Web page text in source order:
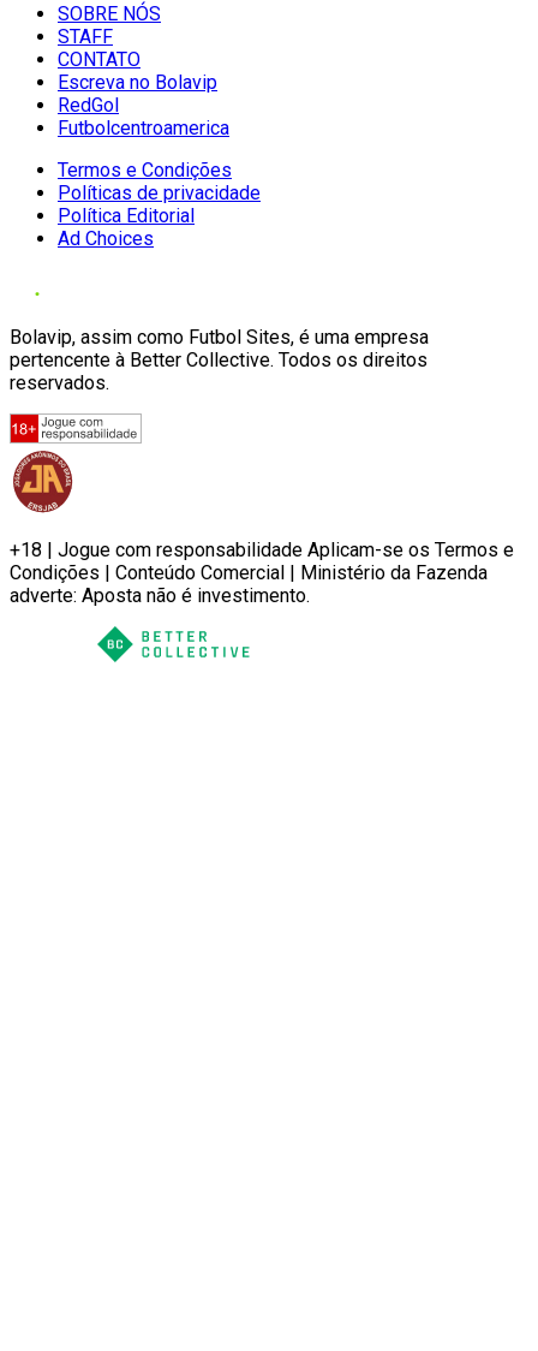
SOBRE NÓS
STAFF
CONTATO
Escreva no Bolavip
RedGol
Futbolcentroamerica
Termos e Condições
Políticas de privacidade
Política Editorial
Ad Choices
Bolavip, assim como Futbol Sites, é uma empresa
pertencente à Better Collective. Todos os direitos
reservados.
+18 | Jogue com responsabilidade Aplicam-se os Termos e
Condições | Conteúdo Comercial | Ministério da Fazenda
adverte: Aposta não é investimento.